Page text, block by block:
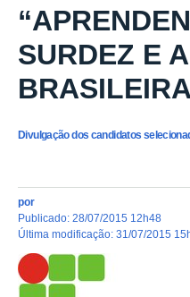
SURDEZ E
Divulgação dos candidatos
por
publicado: 28/07/2015 12h48
última modificação: 31/07/2015